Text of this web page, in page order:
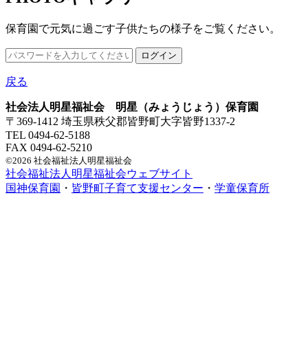
保育園で元気に過ごす子供たちの様子をご覧ください。
戻る
社会法人明星福祉会 明星（みょうじょう）保育園
〒369-1412 埼玉県秩父郡皆野町大字皆野1337-2
TEL 0494-62-5188
FAX 0494-62-5210
©2026 社会福祉法人明星福祉会
社会福祉法人明星福祉会ウェブサイト
国神保育園 ・ 皆野町子育て支援センター ・ 学童保育所